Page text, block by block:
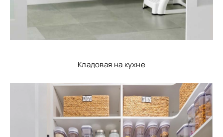
Кладовая на кухне